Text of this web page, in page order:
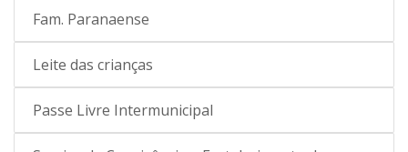
Fam. Paranaense
Leite das crianças
Passe Livre Intermunicipal